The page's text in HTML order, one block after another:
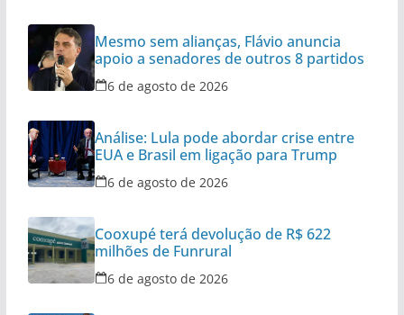
Mesmo sem alianças, Flávio anuncia
apoio a senadores de outros 8 partidos
6 de agosto de 2026
Análise: Lula pode abordar crise entre
EUA e Brasil em ligação para Trump
6 de agosto de 2026
Cooxupé terá devolução de R$ 622
milhões de Funrural
6 de agosto de 2026